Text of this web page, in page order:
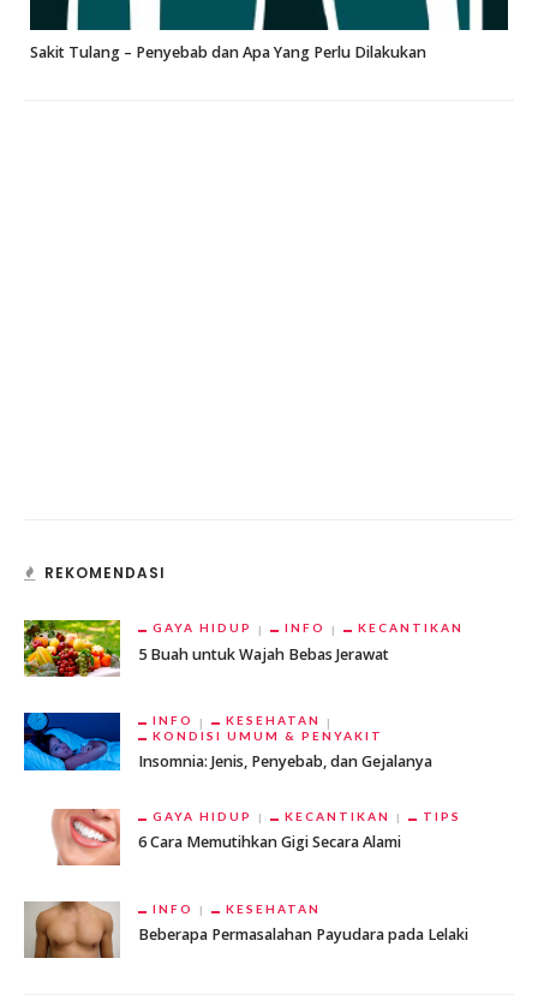
Sakit Tulang – Penyebab dan Apa Yang Perlu Dilakukan
REKOMENDASI
GAYA HIDUP INFO KECANTIKAN
5 Buah untuk Wajah Bebas Jerawat
INFO
KESEHATAN
KONDISI UMUM & PENYAKIT
Insomnia: Jenis, Penyebab, dan Gejalanya
GAYA HIDUP KECANTIKAN TIPS
6 Cara Memutihkan Gigi Secara Alami
INFO KESEHATAN
Beberapa Permasalahan Payudara pada Lelaki